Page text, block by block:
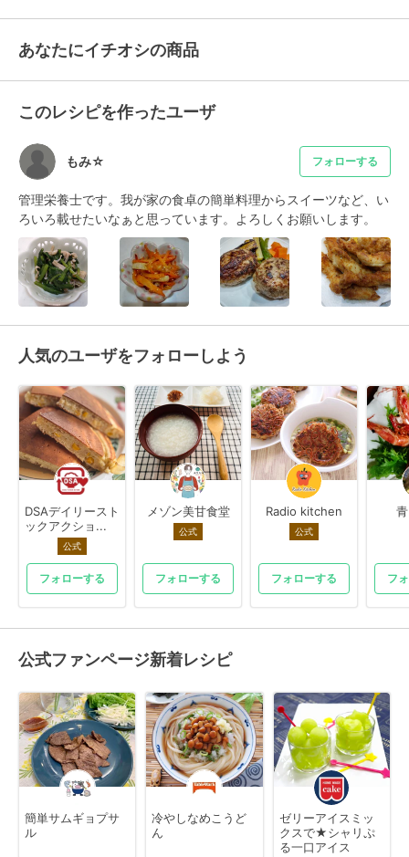
あなたにイチオシの商品
このレシピを作ったユーザ
もみ☆ フォローする
管理栄養士です。我が家の食卓の簡単料理からスイーツなど、い
ろいろ載せたいなぁと思っています。よろしくお願いします。
人気のユーザをフォローしよう
DSAデイリースト
ックアクショ...
公式
フォローする
メゾン美甘食堂
公式
フォローする
Radio kitchen
公式
フォローする フ
公式ファンページ新着レシピ
簡単サムギョプサ
ル
冷やしなめこうど
ん
ゼリーアイスミッ
クスで★シャリぷ
る一口アイス